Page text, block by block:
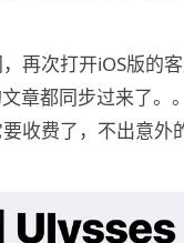
再次打开iOS版的
章都同步过来了。
收费了，不出意外